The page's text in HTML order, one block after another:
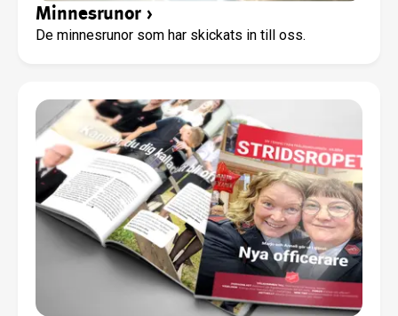
Minnesrunor›
De minnesrunor som har skickats in till oss.